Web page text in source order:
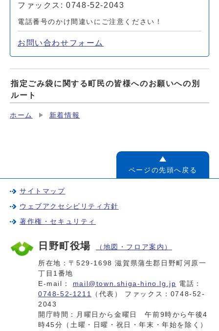
ファックス: 0748-52-2043
電話番号のかけ間違いにご注意ください！
お問い合わせフォーム
指定ごみ袋に関する町民の皆様へのお願いへの別
ルート
ホーム 新着情報
ページの先頭へ戻る
サイトマップ
ウェブアクセシビリティ方針
著作権・セキュリティ
日野町役場 （地図・フロア案内）
所在地：〒529-1698 滋賀県蒲生郡日野町河原一
丁目1番地
E-mail： mail@town.shiga-hino.lg.jp 電話：
0748-52-1211
（代表） ファックス：0748-52-
2043
開庁時間：月曜日から金曜日 午前9時から午後4
時45分（土曜・日曜・祝日・年末・年始を除く）